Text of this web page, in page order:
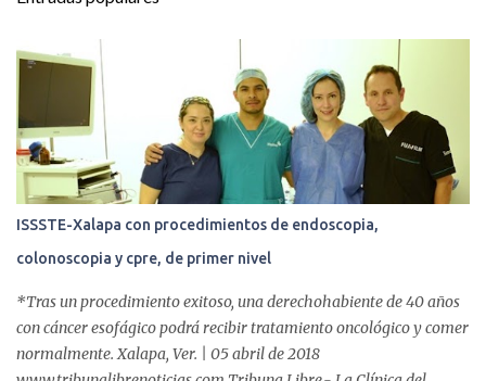
s
ISSSTE-Xalapa con procedimientos de endoscopia,
colonoscopia y cpre, de primer nivel
*Tras un procedimiento exitoso, una derechohabiente de 40 años
con cáncer esofágico podrá recibir tratamiento oncológico y comer
normalmente. Xalapa, Ver. | 05 abril de 2018